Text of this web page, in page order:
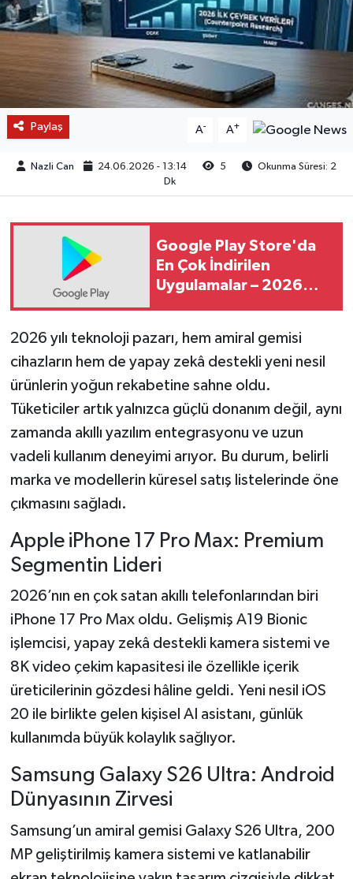
Paylaş A- A+
Nazli Can 24.06.2026 - 13:14 5
Okunma Süresi: 2
Dk
Google Play Store'da
En Çok İndirilen
Uygulamalar – 2026
2026 yılı teknoloji pazarı, hem amiral gemisi
cihazların hem de yapay zekâ destekli yeni nesil
ürünlerin yoğun rekabetine sahne oldu.
Tüketiciler artık yalnızca güçlü donanım değil, aynı
zamanda akıllı yazılım entegrasyonu ve uzun
vadeli kullanım deneyimi arıyor. Bu durum, belirli
marka ve modellerin küresel satış listelerinde öne
çıkmasını sağladı.
Apple iPhone 17 Pro Max: Premium
Segmentin Lideri
2026’nın en çok satan akıllı telefonlarından biri
iPhone 17 Pro Max oldu. Gelişmiş A19 Bionic
işlemcisi, yapay zekâ destekli kamera sistemi ve
8K video çekim kapasitesi ile özellikle içerik
üreticilerinin gözdesi hâline geldi. Yeni nesil iOS
20 ile birlikte gelen kişisel AI asistanı, günlük
kullanımda büyük kolaylık sağlıyor.
Samsung Galaxy S26 Ultra: Android
Dünyasının Zirvesi
Samsung’un amiral gemisi Galaxy S26 Ultra, 200
MP geliştirilmiş kamera sistemi ve katlanabilir